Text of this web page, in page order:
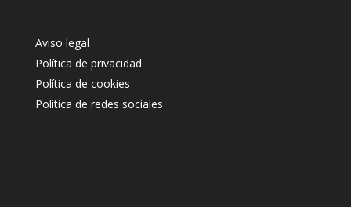
Aviso legal
Política de privacidad
Política de cookies
Política de redes sociales